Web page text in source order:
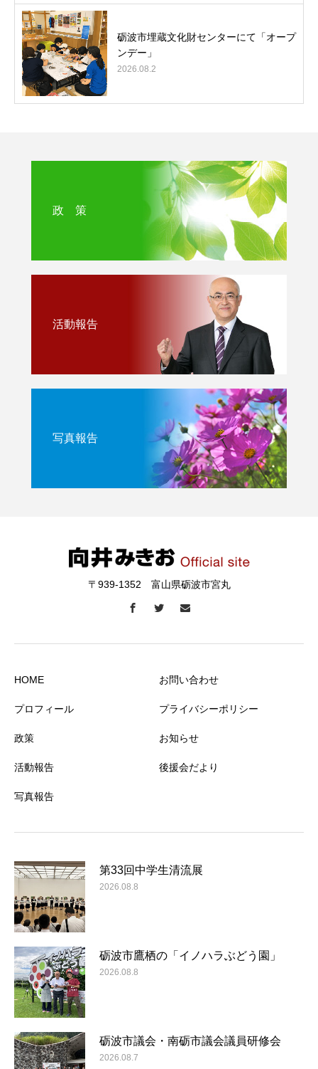
砺波市埋蔵文化財センターにて「オープ
ンデー」
2026.08.2
政 策
活動報告
写真報告
〒939-1352 富山県砺波市宮丸
HOME
プロフィール
政策
活動報告
写真報告
お問い合わせ
プライバシーポリシー
お知らせ
後援会だより
第33回中学生清流展
2026.08.8
砺波市鷹栖の「イノハラぶどう園」
2026.08.8
砺波市議会・南砺市議会議員研修会
2026.08.7